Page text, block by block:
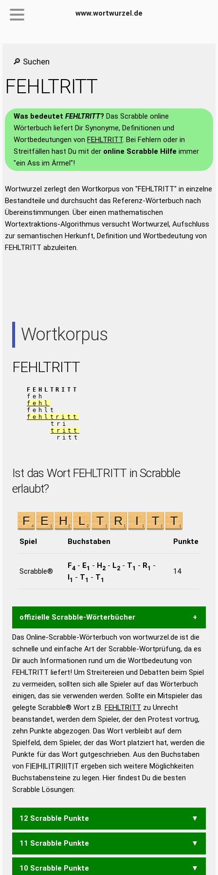
www.wortwurzel.de
🔎 Suchen
FEHLTRITT
Was bedeutet FEHLTRITT? Das Scrabble online
Wörterbuch liefert Dir Synonyme, Definitionen und
Wortbedeutungen von FEHLTRITT. Bei Fehlern oder in
Streitfällen hast Du mit der online Scrabble Hilfe immer
"ein Ass im Ärmel"!
Wortwurzel zerlegt den Wortkorpus von "FEHLTRITT" in einzelne
Bestandteile und durchsucht das Referenz-Wörterbuch nach
Übereinstimmungen. Über einen mathematischen
Wortextraktions-Algorithmus versucht Wortwurzel, Aufschluss
zur semantischen Herkunft, Definition und Wortbedeutung von
FEHLTRITT abzuleiten.
Wortkorpus
FEHLTRITT
FEHLTRITT
feh
fehl
fehlt
fehltritt
tri
tritt
ritt
Ist das Wort FEHLTRITT in Scrabble
erlaubt?
Spiel Buchstaben Punkte
Scrabble®
F4 - E1 - H2 - L2 - T1 - R1 -
I1 - T1 - T1
14
offizielle Scrabble-Wörterbücher
Wortwurzel liefert mit Hilfe eines semantischen
Wortanalyse-Algorithmus gute Anhaltspunkte zu
Wortbedeutung, Worttrennung und Wortform, um die
Gültigkeit eines Wortes für das Scrabble-Spiel zu
bestimmen!
zugelassene Turnier Scrabble-
Wörterbücher sind:
Duden – Standardwerk in 12 Bänden
Duden – Richtiges und gutes
Deutsch
Duden – Die deutsche Grammatik
Duden – Deutsches
Das Online-Scrabble-Wörterbuch von wortwurzel.de ist die
schnelle und einfache Art der Scrabble-Wortprüfung, da es
Dir auch Informationen rund um die Wortbedeutung von
FEHLTRITT liefert! Um Streitereien und Debatten beim Spiel
zu vermeiden, sollten sich alle Spieler auf das Wörterbuch
einigen, das sie verwenden werden. Sollte ein Mitspieler das
gelegte Scrabble® Wort z.B. FEHLTRITT zu Unrecht
beanstandet, werden dem Spieler, der den Protest vortrug,
zehn Punkte abgezogen. Das Wort verbleibt auf dem
Spielfeld, dem Spieler, der das Wort platziert hat, werden die
Punkte für das Wort gutgeschrieben. Aus den Buchstaben
von F|E|H|L|T|R|I|T|T ergeben sich weitere Möglichkeiten
Buchstabensteine zu legen. Hier findest Du die besten
Scrabble Lösungen:
12 Scrabble Punkte
FLITTERT
11 Scrabble Punkte
FLIEHT HEFTLI FILTERT
10 Scrabble Punkte